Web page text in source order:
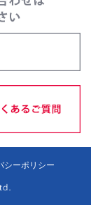
シーポリシー